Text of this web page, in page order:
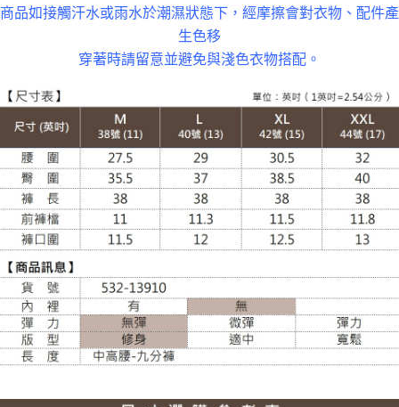
大嘴鳥宅配通
每筆NT$100，滿NT$988(含以上)免運費
每筆NT$120
商品如接觸汗水或雨水於潮濕狀態下，經摩擦會對衣物、配件產
生色移
穿著時請留意並避免與淺色衣物搭配。